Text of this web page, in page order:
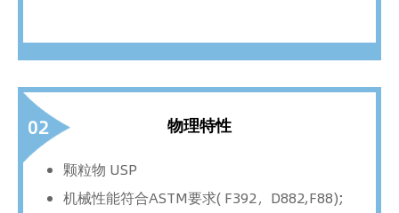
02 物理特性
颗粒物 USP
机械性能符合ASTM要求( F392，D882,F88);